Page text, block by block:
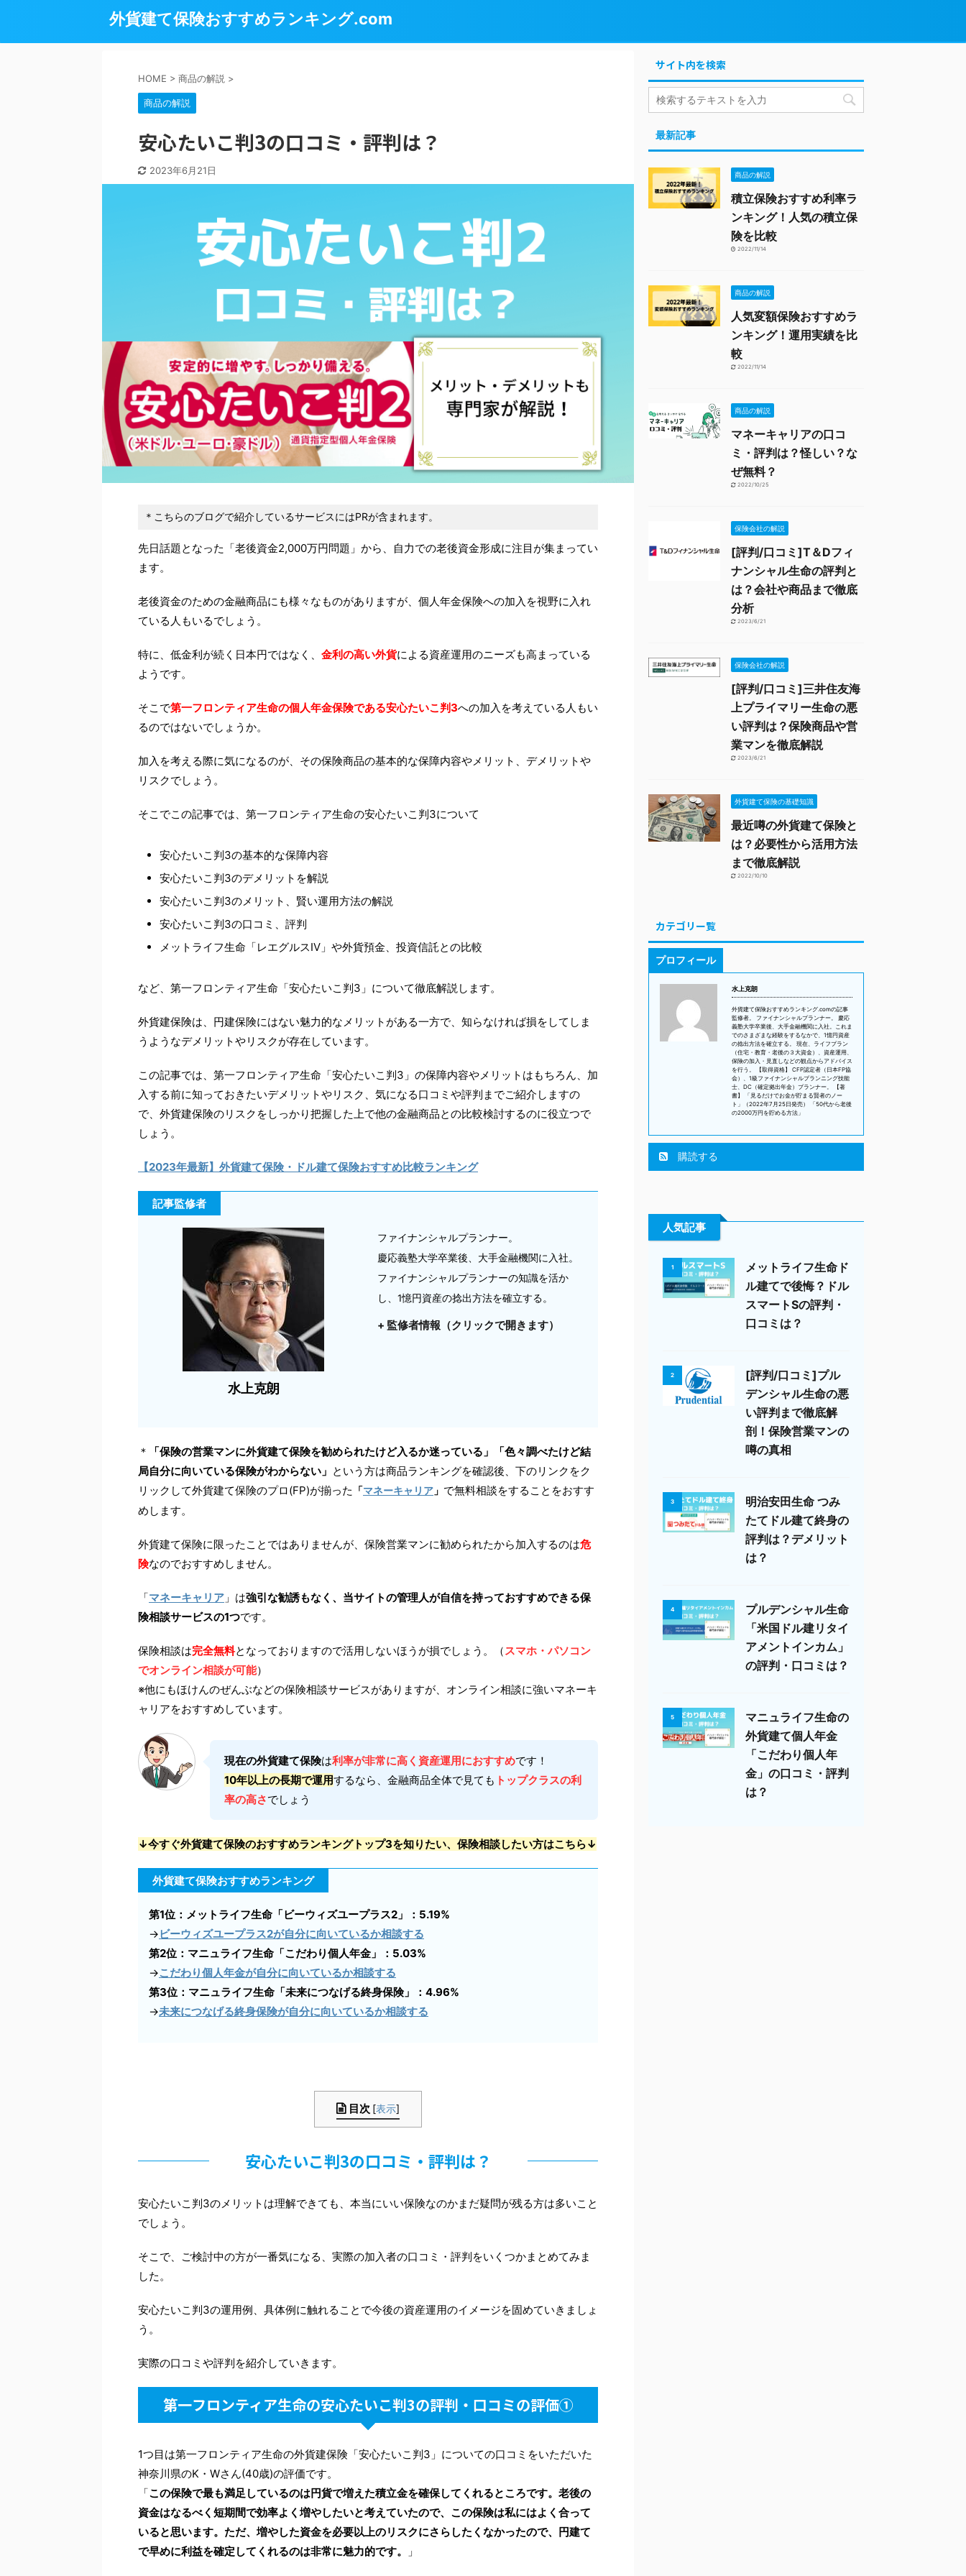
外貨建て保険おすすめランキング.com
HOME > 商品の解説 >
商品の解説
安心たいこ判3の口コミ・評判は？
2023年6月21日
＊こちらのブログで紹介しているサービスにはPRが含まれます。
先日話題となった「老後資金2,000万円問題」から、自力での老後資金形成に注目が集まってい
ます。
老後資金のための金融商品にも様々なものがありますが、個人年金保険への加入を視野に入れ
ている人もいるでしょう。
特に、低金利が続く日本円ではなく、 金利の高い外貨による資産運用のニーズも高まっている
ようです。
そこで第一フロンティア生命の個人年金保険である安心たいこ判3への加入を考えている人もい
るのではないでしょうか。
加入を考える際に気になるのが、その保険商品の基本的な保障内容やメリット、デメリットや
リスクでしょう。
そこでこの記事では、第一フロンティア生命の安心たいこ判3について
安心たいこ判3の基本的な保障内容
安心たいこ判3のデメリットを解説
安心たいこ判3のメリット、賢い運用方法の解説
安心たいこ判3の口コミ、評判
メットライフ生命「レエグルスⅣ」や外貨預金、投資信託との比較
など、第一フロンティア生命「安心たいこ判3」について徹底解説します。
外貨建保険は、円建保険にはない魅力的なメリットがある一方で、知らなければ損をしてしま
うようなデメリットやリスクが存在しています。
この記事では、第一フロンティア生命「安心たいこ判3」の保障内容やメリットはもちろん、加
入する前に知っておきたいデメリットやリスク、気になる口コミや評判までご紹介しますの
で、外貨建保険のリスクをしっかり把握した上で他の金融商品との比較検討するのに役立つで
しょう。
【2023年最新】 外貨建て保険・ドル建て保険おすすめ比較ランキング
記事監修者
水上克朗
ファイナンシャルプランナー。
慶応義塾大学卒業後、大手金融機関に入社。
ファイナンシャルプランナーの知識を活か
し、1憶円資産の捻出方法を確立する。
+ 監修者情報（クリックで開きます）
＊
「保険の営業マンに外貨建て保険を勧められたけど入るか迷っている」「色々調べたけど結
局自分に向いている保険がわからない」 という方は商品ランキングを確認後、下のリンクをク
リックして外貨建て保険のプロ(FP)が揃った
「マネーキャリア 」 で無料相談をすることをおすす
めします。
外貨建て保険に限ったことではありませんが、保険営業マンに勧められたから加入するのは危
険なのでおすすめしません。
「マネーキャリア 」は強引な勧誘もなく、当サイトの管理人が自信を持っておすすめできる保
険相談サービスの1つです。
保険相談は完全無料となっておりますので活用しないほうが損でしょう。（スマホ・パソコン
でオンライン相談が可能）
※他にもほけんのぜんぶなどの保険相談サービスがありますが、オンライン相談に強いマネーキ
ャリアをおすすめしています。
現在の外貨建て保険は利率が非常に高く資産運用におすすめです！
10年以上の長期で運用するなら、金融商品全体で見ても トップクラスの利
率の高さでしょう
↓今すぐ外貨建て保険のおすすめランキングトップ3を知りたい、保険相談したい方はこちら↓
外貨建て保険おすすめランキング
第1位：メットライフ生命「ビーウィズユープラス2」：5.19%
→ ビーウィズユープラス2が自分に向いているか相談する
第2位：マニュライフ生命「こだわり個人年金」：5.03%
→こだわり個人年金が自分に向いているか相談する
第3位：マニュライフ生命「未来につなげる終身保険」：4.96%
→未来につなげる終身保険が自分に向いているか相談する
目次 [表示]
安心たいこ判3の口コミ・評判は？
安心たいこ判3のメリットは理解できても、本当にいい保険なのかまだ疑問が残る方は多いこと
でしょう。
そこで、ご検討中の方が一番気になる、実際の加入者の口コミ・評判をいくつかまとめてみま
した。
安心たいこ判3の運用例、具体例に触れることで今後の資産運用のイメージを固めていきましょ
う。
実際の口コミや評判を紹介していきます。
第一フロンティア生命の安心たいこ判3の評判・口コミの評価①
1つ目は第一フロンティア生命の外貨建保険「安心たいこ判3」についての口コミをいただいた
神奈川県のK・Wさん(40歳)の評価です。
「この保険で最も満足しているのは円貨で増えた積立金を確保してくれるところです。老後の
資金はなるべく短期間で効率よく増やしたいと考えていたので、この保険は私にはよく合って
いると思います。ただ、増やした資金を必要以上のリスクにさらしたくなかったので、円建て
で早めに利益を確定してくれるのは非常に魅力的です。
」
サイト内を検索
最新記事
商品の解説
積立保険おすすめ利率ラ
ンキング！人気の積立保
険を比較
2022/11/14
商品の解説
人気変額保険おすすめラ
ンキング！運用実績を比
較
2022/11/14
商品の解説
マネーキャリアの口コ
ミ・評判は？怪しい？な
ぜ無料？
2022/10/25
保険会社の解説
[評判/口コミ]T＆Dフィ
ナンシャル生命の評判と
は？会社や商品まで徹底
分析
2023/6/21
保険会社の解説
[評判/口コミ]三井住友海
上プライマリー生命の悪
い評判は？保険商品や営
業マンを徹底解説
2023/6/21
外貨建て保険の基礎知識
最近噂の外貨建て保険と
は？必要性から活用方法
まで徹底解説
2022/10/10
カテゴリー覧
プロフィール
水上克朗
外貨建て保険おすすめランキング.comの記事
監修者。 ファイナンシャルプランナー。 慶応
義塾大学卒業後、大手金融機関に入社。これま
でのさまざまな経験をするなかで、1憶円資産
の捻出方法を確立する。 現在、ライフプラン
（住宅・教育・老後の３大資金）、資産運用、
保険の加入・見直しなどの観点からアドバイス
を行う。 【取得資格】 CFP認定者（日本FP協
会）、1級ファイナンシャルプランニング技能
士、DC（確定拠出年金）プランナー。 【著
書】 「見るだけでお金が貯まる賢者のノー
ト」（2022年7月25日発売） 「50代から老後
の2000万円を貯める方法」
購読する
人気記事
1
メットライフ生命ド
ル建てで後悔？ドル
スマートSの評判・
口コミは？
2
[評判/口コミ]プル
デンシャル生命の悪
い評判まで徹底解
剖！保険営業マンの
噂の真相
3
明治安田生命 つみ
たてドル建て終身の
評判は？デメリット
は？
4
プルデンシャル生命
「米国ドル建リタイ
アメントインカム」
の評判・口コミは？
5
マニュライフ生命の
外貨建て個人年金
「こだわり個人年
金」の口コミ・評判
は？